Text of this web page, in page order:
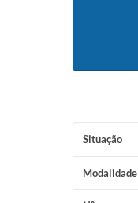
Situação
Modalidade